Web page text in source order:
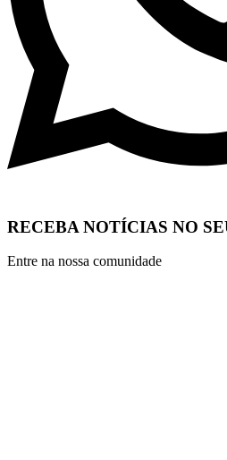
RECEBA NOTÍCIAS NO
Entre na nossa comunidade